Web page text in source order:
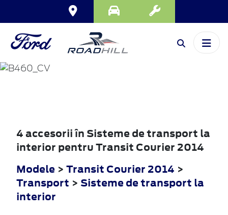
TRANSIT
COURIER
4 accesorii în Sisteme de transport la
interior pentru Transit Courier 2014
Modele > Transit Courier 2014 >
Transport > Sisteme de transport la
interior